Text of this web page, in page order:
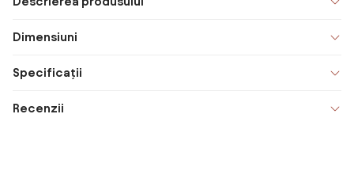
Dimensiuni
Specificații
Recenzii